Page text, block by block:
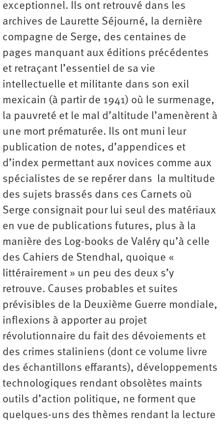
exceptionnel. Ils ont retrouvé dans les
archives de Laurette Séjourné, la dernière
compagne de Serge, des centaines de
pages manquant aux éditions précédentes
et retraçant l’essentiel de sa vie
intellectuelle et militante dans son exil
mexicain (à partir de 1941) où le surmenage,
la pauvreté et le mal d’altitude l’amenèrent à
une mort prématurée. Ils ont muni leur
publication de notes, d’appendices et
d’index permettant aux novices comme aux
spécialistes de se repérer dans la multitude
des sujets brassés dans ces Carnets où
Serge consignait pour lui seul des matériaux
en vue de publications futures, plus à la
manière des Log-books de Valéry qu’à celle
des Cahiers de Stendhal, quoique «
littérairement » un peu des deux s’y
retrouve. Causes probables et suites
prévisibles de la Deuxième Guerre mondiale,
inflexions à apporter au projet
révolutionnaire du fait des dévoiements et
des crimes staliniens (dont ce volume livre
des échantillons effarants), développements
technologiques rendant obsolètes maints
outils d’action politique, ne forment que
quelques-uns des thèmes rendant la lecture